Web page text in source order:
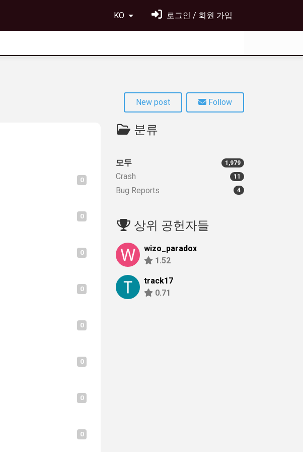
KO 로그인 / 회원 가입
New post Follow
0
0
0
0
0
0
0
0
분류
모두 1,979
Crash 11
Bug Reports 4
상위 공헌자들
wizo_paradox
1.52
track17
0.71